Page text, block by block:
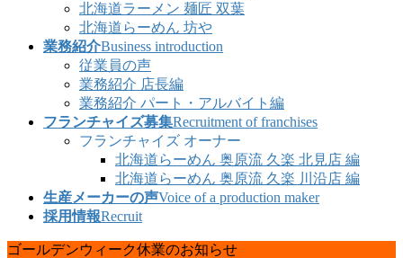
北海道ラーメン 麺匠 双葉
北海道らーめん 坊や
業務紹介Business introduction
従業員の声
業務紹介 店長編
業務紹介 パート・アルバイト編
フランチャイズ募集Recruitment of franchises
フランチャイズ オーナー
北海道らーめん 奥原流 久楽 北見店 編
北海道らーめん 奥原流 久楽 川沿店 編
生産メーカーの声Voice of a production maker
採用情報Recruit
ゴールデンウィーク休業のお知らせ